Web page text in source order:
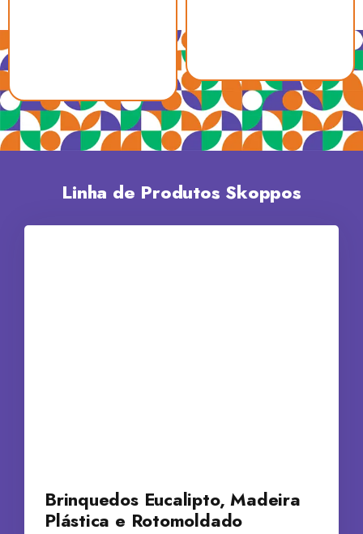
Linha de Produtos Skoppos
Brinquedos Eucalipto, Madeira
Plástica e Rotomoldado